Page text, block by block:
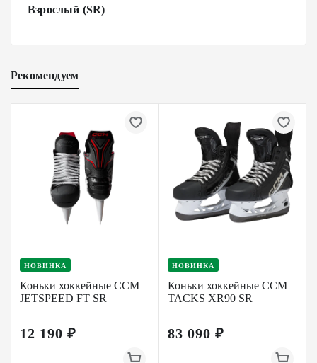
Взрослый (SR)
Рекомендуем
НОВИНКА
Коньки хоккейные CCM
JETSPEED FT SR
12 190 ₽
НОВИНКА
Коньки хоккейные CCM
TACKS XR90 SR
83 090 ₽